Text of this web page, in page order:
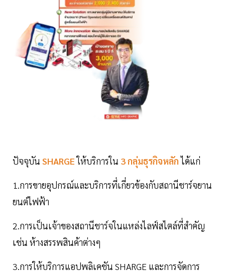
ปัจจุบัน SHARGEให้บริการใน 3 กลุ่มธุรกิจหลักได้แก่
1.การขายอุปกรณ์และบริการที่เกี่ยวข้องกับสถานีชาร์จยาน
ยนต์ไฟฟ้า
2.การเป็นเจ้าของสถานีชาร์จในแหล่งไลฟ์สไตล์ที่สำคัญ
เช่น ห้างสรรพสินค้าต่างๆ
3.การให้บริการแอปพลิเคชัน SHARGE และการจัดการ